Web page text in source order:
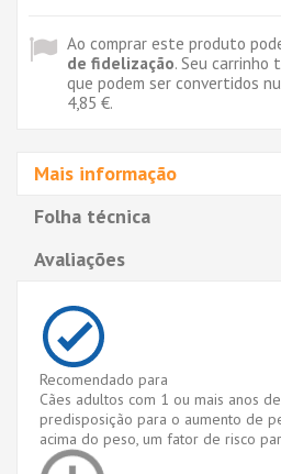
Ao comprar este produto
de fidelização. Seu carrinho
que podem ser convertidos
4,85 €.
Mais informação
Folha técnica
Avaliações
Recomendado para
Cães adultos com 1 ou mais anos
predisposição para o aumento de
acima do peso, um fator de risco